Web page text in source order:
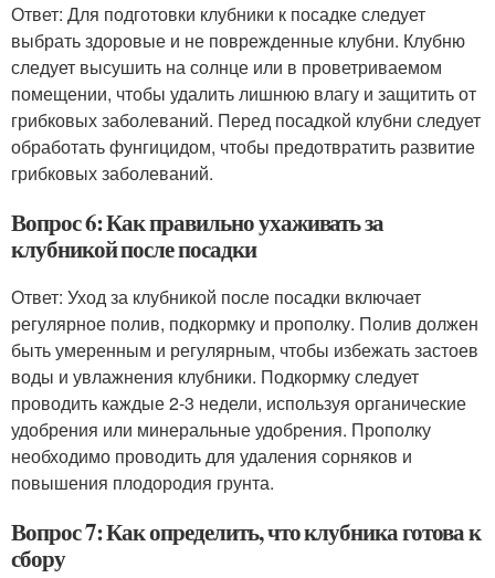
Ответ: Для подготовки клубники к посадке следует
выбрать здоровые и не поврежденные клубни. Клубню
следует высушить на солнце или в проветриваемом
помещении, чтобы удалить лишнюю влагу и защитить от
грибковых заболеваний. Перед посадкой клубни следует
обработать фунгицидом, чтобы предотвратить развитие
грибковых заболеваний.
Вопрос 6: Как правильно ухаживать за
клубникой после посадки
Ответ: Уход за клубникой после посадки включает
регулярное полив, подкормку и прополку. Полив должен
быть умеренным и регулярным, чтобы избежать застоев
воды и увлажнения клубники. Подкормку следует
проводить каждые 2-3 недели, используя органические
удобрения или минеральные удобрения. Прополку
необходимо проводить для удаления сорняков и
повышения плодородия грунта.
Вопрос 7: Как определить, что клубника готова к
сбору